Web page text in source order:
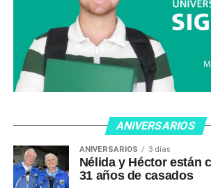
ANIVERSARIOS
ANIVERSARIOS 3 días
Nélida y Héctor están
31 años de casados